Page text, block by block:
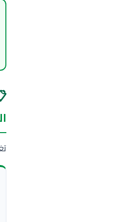
d'Études